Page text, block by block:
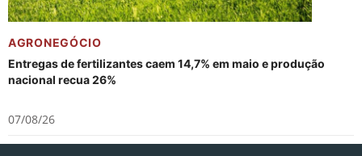
AGRONEGÓCIO
Entregas de fertilizantes caem 14,7% em maio e produção
nacional recua 26%
07/08/26